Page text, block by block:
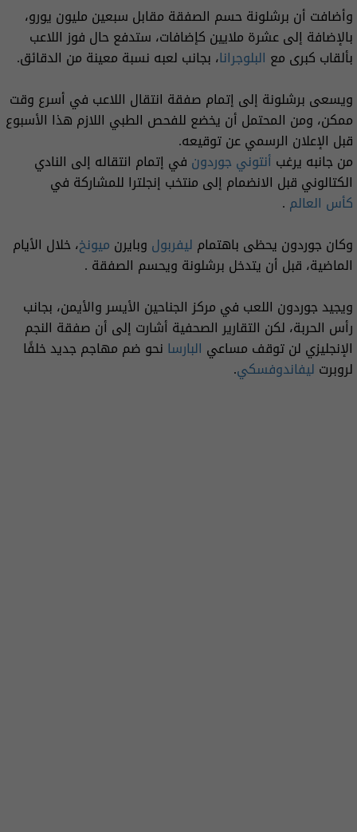
وأضافت أن برشلونة حسم الصفقة مقابل سبعين مليون يورو،
بالإضافة إلى عشرة ملايين كإضافات، ستدفع حال فوز اللاعب
بألقاب كبرى مع البلوجرانا، بجانب لعبه نسبة معينة من الدقائق.
ويسعى برشلونة إلى إتمام صفقة انتقال اللاعب في أسرع وقت
ممكن، ومن المحتمل أن يخضع للفحص الطبي اللازم هذا الأسبوع
قبل الإعلان الرسمي عن توقيعه.
من جانبه يرغب أنتوني جوردون في إتمام انتقاله إلى النادي
الكتالوني قبل الانضمام إلى منتخب إنجلترا للمشاركة في
كأس العالم .
وكان جوردون يحظى باهتمام ليفربول وبايرن ميونخ، خلال الأيام
الماضية، قبل أن يتدخل برشلونة ويحسم الصفقة .
ويجيد جوردون اللعب في مركز الجناحين الأيسر والأيمن، بجانب
رأس الحربة، لكن التقارير الصحفية أشارت إلى أن صفقة النجم
الإنجليزي لن توقف مساعي البارسا نحو ضم مهاجم جديد خلفًا
لروبرت ليفاندوفسكي.